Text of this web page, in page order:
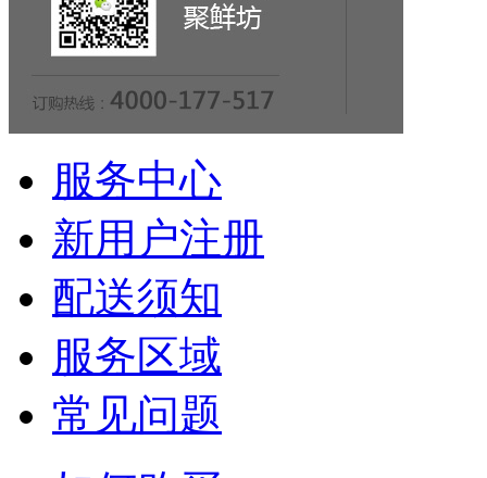
服务中心
新用户注册
配送须知
服务区域
常见问题